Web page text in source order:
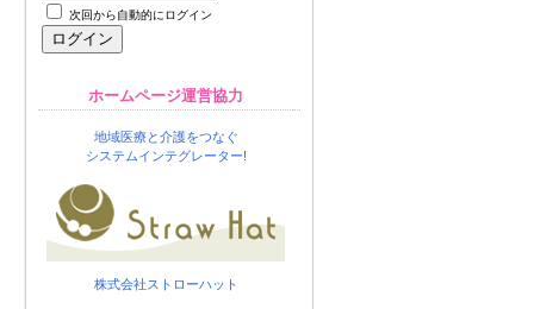
次回から自動的にログイン
ホームページ運営協力
地域医療と介護をつなぐ
システムインテグレーター!
株式会社ストローハット